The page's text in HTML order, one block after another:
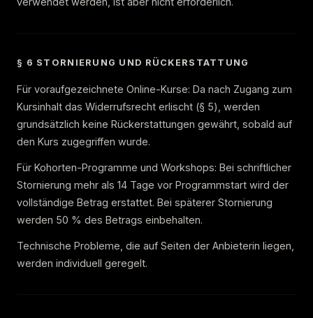
§ 6 STORNIERUNG UND RÜCKERSTATTUNG
Für voraufgezeichnete Online-Kurse: Da nach Zugang zum
Kursinhalt das Widerrufsrecht erlischt (§ 5), werden
grundsätzlich keine Rückerstattungen gewährt, sobald auf
den Kurs zugegriffen wurde.
Für Kohorten-Programme und Workshops: Bei schriftlicher
Stornierung mehr als 14 Tage vor Programmstart wird der
vollständige Betrag erstattet. Bei späterer Stornierung
werden 50 % des Betrags einbehalten.
Technische Probleme, die auf Seiten der Anbieterin liegen,
werden individuell geregelt.